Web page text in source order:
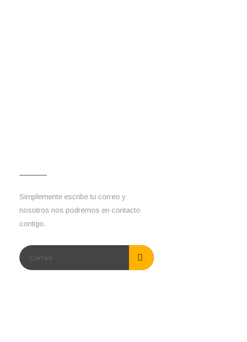
Simplemente escribe tu correo y
nosotros nos podremos en contacto
contigo.